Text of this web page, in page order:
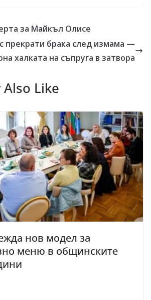
за Майкъл Олисе
прекрати брака след измама —
халката на съпруга в затвора
Like
нов модел за
меню в общинските